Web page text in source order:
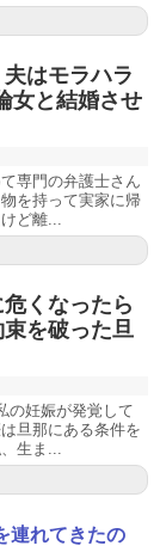
夫はモラハラ
女と結婚させ
専門の弁護士さん
を持って実家に帰
ど離...
危くなったら
を破った旦
の妊娠が発覚して
旦那にある条件を
生ま...
連れてきたの